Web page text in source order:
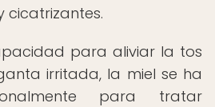
cicatrizantes.
para aliviar la tos
irritada, la miel se ha
para tratar